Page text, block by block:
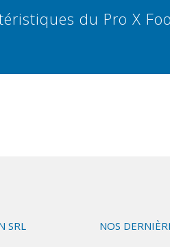
du Pro X
SRL NOS